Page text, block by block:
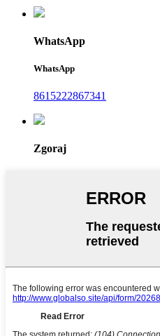
WhatsApp
WhatsApp
8615222867341
Zgoraj